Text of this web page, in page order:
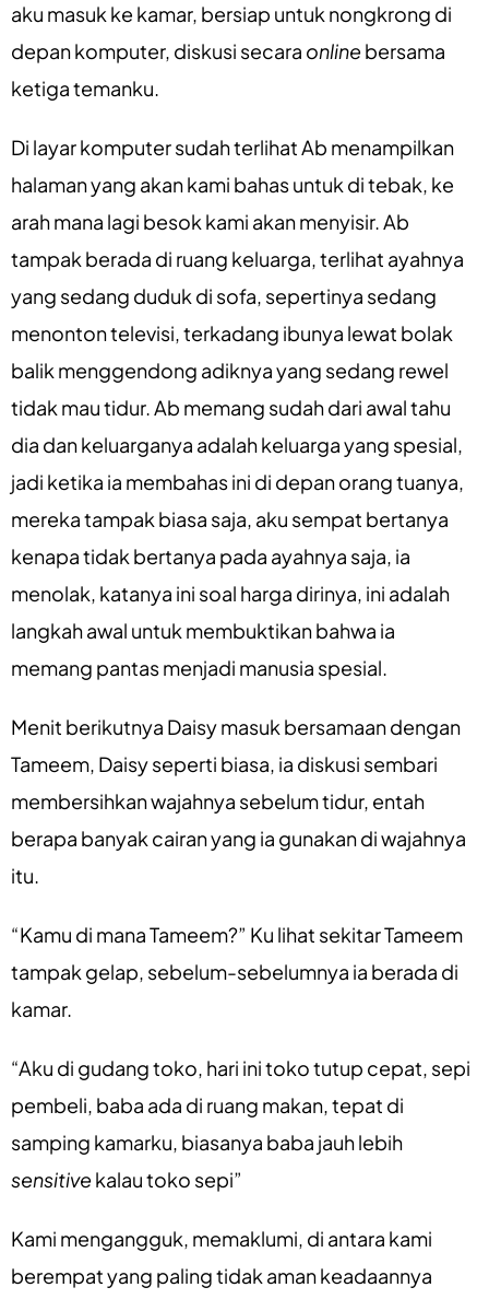
aku masuk ke kamar, bersiap untuk nongkrong di
depan komputer, diskusi secara onlinebersama
ketiga temanku.
Di layar komputer sudah terlihat Ab menampilkan
halaman yang akan kami bahas untuk di tebak, ke
arah mana lagi besok kami akan menyisir. Ab
tampak berada di ruang keluarga, terlihat ayahnya
yang sedang duduk di sofa, sepertinya sedang
menonton televisi, terkadang ibunya lewat bolak
balik menggendong adiknya yang sedang rewel
tidak mau tidur. Ab memang sudah dari awal tahu
dia dan keluarganya adalah keluarga yang spesial,
jadi ketika ia membahas ini di depan orang tuanya,
mereka tampak biasa saja, aku sempat bertanya
kenapa tidak bertanya pada ayahnya saja, ia
menolak, katanya ini soal harga dirinya, ini adalah
langkah awal untuk membuktikan bahwa ia
memang pantas menjadi manusia spesial.
Menit berikutnya Daisy masuk bersamaan dengan
Tameem, Daisy seperti biasa, ia diskusi sembari
membersihkan wajahnya sebelum tidur, entah
berapa banyak cairan yang ia gunakan di wajahnya
itu.
“Kamu di mana Tameem?” Ku lihat sekitar Tameem
tampak gelap, sebelum-sebelumnya ia berada di
kamar.
“Aku di gudang toko, hari ini toko tutup cepat, sepi
pembeli, baba ada di ruang makan, tepat di
samping kamarku, biasanya baba jauh lebih
sensitivekalau toko sepi”
Kami mengangguk, memaklumi, di antara kami
berempat yang paling tidak aman keadaannya